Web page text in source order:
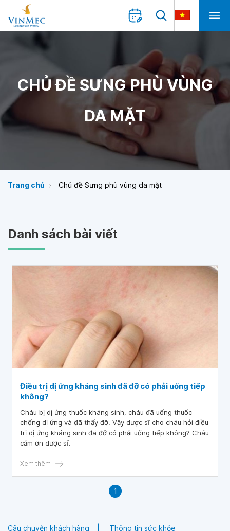
CHỦ ĐỀ SƯNG PHÙ VÙNG
DA MẶT
Trang chủ Chủ đề Sưng phù vùng da mặt
Danh sách bài viết
Điều trị dị ứng kháng sinh đã đỡ có phải uống tiếp
không?
Cháu bị dị ứng thuốc kháng sinh, cháu đã uống thuốc
chống dị ứng và đã thấy đỡ. Vậy dược sĩ cho cháu hỏi điều
trị dị ứng kháng sinh đã đỡ có phải uống tiếp không? Cháu
cảm ơn dược sĩ.
Xem thêm
1
Câu chuyện khách hàng Thông tin sức khỏe